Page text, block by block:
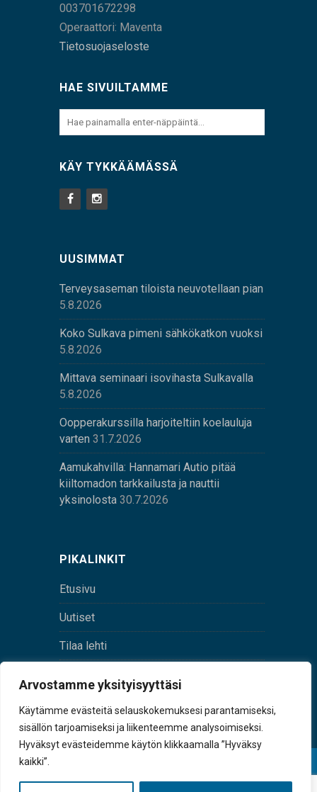
Arvostamme yksityisyyttäsi
Käytämme evästeitä selauskokemuksesi parantamiseksi,
sisällön tarjoamiseksi ja liikenteemme analysoimiseksi.
Hyväksyt evästeidemme käytön klikkaamalla ”Hyväksy
kaikki”.
003701672298
Operaattori: Maventa
Tietosuojaseloste
HAE SIVUILTAMME
KÄY TYKKÄÄMÄSSÄ
UUSIMMAT
Terveysaseman tiloista neuvotellaan pian
5.8.2026
Koko Sulkava pimeni sähkökatkon vuoksi
5.8.2026
Mittava seminaari isovihasta Sulkavalla
5.8.2026
Oopperakurssilla harjoiteltiin koelauluja
varten 31.7.2026
Aamukahvilla: Hannamari Autio pitää
kiiltomadon tarkkailusta ja nauttii
yksinolosta 30.7.2026
PIKALINKIT
Etusivu
Uutiset
Tilaa lehti
tunnus 0167229-8